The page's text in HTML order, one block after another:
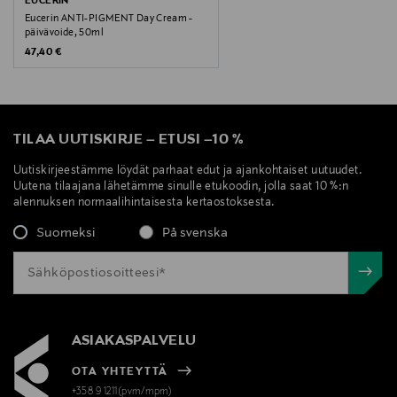
Eucerin ANTI-PIGMENT Day Cream -
päivävoide, 50ml
Original Price
47,40 €
TILAA UUTISKIRJE – ETUSI –10 %
Uutiskirjeestämme löydät parhaat edut ja ajankohtaiset uutuudet.
Uutena tilaajana lähetämme sinulle etukoodin, jolla saat 10 %:n
alennuksen normaalihintaisesta kertaostoksesta.
Suomeksi På svenska
ASIAKASPALVELU
OTA YHTEYTTÄ
+358 9 1211(pvm/mpm)